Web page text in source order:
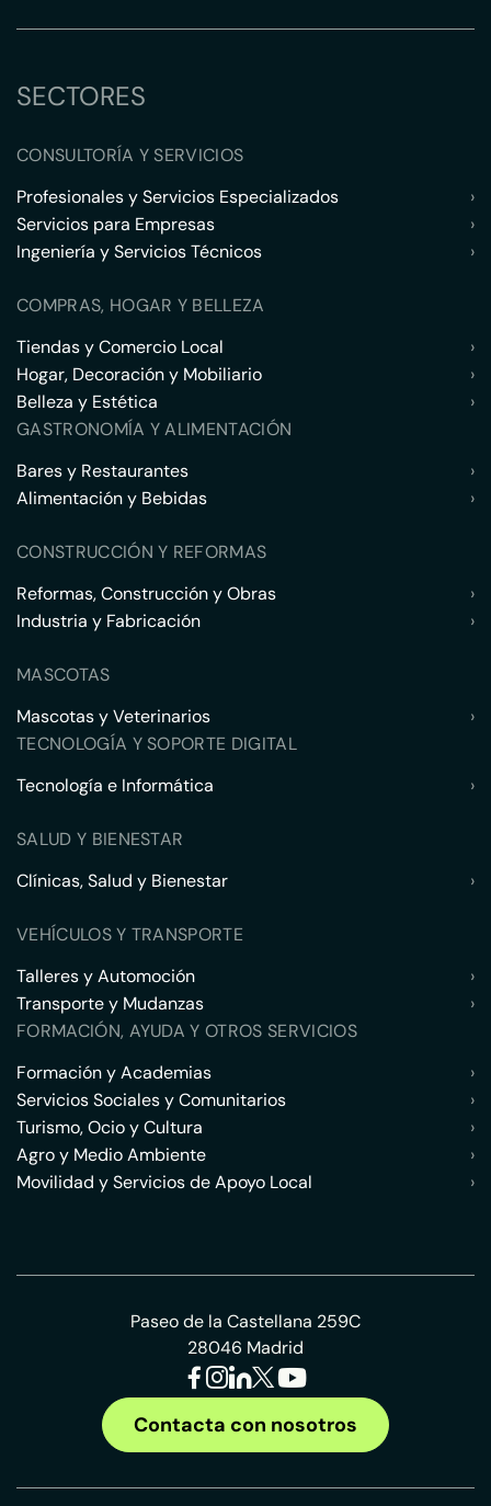
SECTORES
CONSULTORÍA Y SERVICIOS
Profesionales y Servicios Especializados
›
Servicios para Empresas
›
Ingeniería y Servicios Técnicos
›
COMPRAS, HOGAR Y BELLEZA
Tiendas y Comercio Local
›
Hogar, Decoración y Mobiliario
›
Belleza y Estética
›
GASTRONOMÍA Y ALIMENTACIÓN
Bares y Restaurantes
›
Alimentación y Bebidas
›
CONSTRUCCIÓN Y REFORMAS
Reformas, Construcción y Obras
›
Industria y Fabricación
›
MASCOTAS
Mascotas y Veterinarios
›
TECNOLOGÍA Y SOPORTE DIGITAL
Tecnología e Informática
›
SALUD Y BIENESTAR
Clínicas, Salud y Bienestar
›
VEHÍCULOS Y TRANSPORTE
Talleres y Automoción
›
Transporte y Mudanzas
›
FORMACIÓN, AYUDA Y OTROS SERVICIOS
Formación y Academias
›
Servicios Sociales y Comunitarios
›
Turismo, Ocio y Cultura
›
Agro y Medio Ambiente
›
Movilidad y Servicios de Apoyo Local
›
Paseo de la Castellana 259C
28046 Madrid
Contacta con nosotros